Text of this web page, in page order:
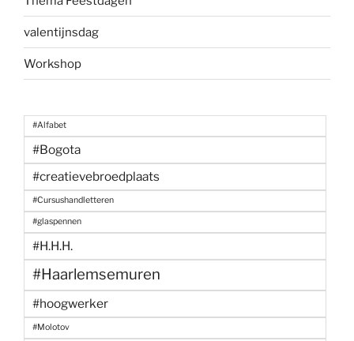
valentijnsdag
Workshop
#Alfabet
#Bogota
#creatievebroedplaats
#Cursushandletteren
#glaspennen
#H.H.H.
#Haarlemsemuren
#hoogwerker
#Molotov